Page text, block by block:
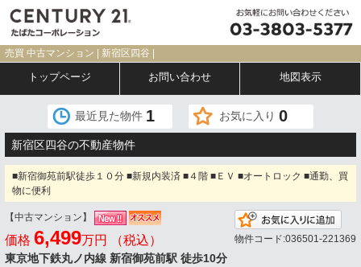
売買 中古マンション | 新宿区四谷 |
トップページ お問い合わせ 地図表示
最近見た物件 1 お気に入り 0
新宿区四谷の不動産物件
■新宿御苑前駅徒歩１０分 ■新規内装済 ■４階 ■ＥＶ ■オートロック ■通勤、買
物に便利
【中古マンション】
価格 6,499万円 （税込）
東京地下鉄丸ノ内線 新宿御苑前駅 徒歩10分
物件コード:036501-221369